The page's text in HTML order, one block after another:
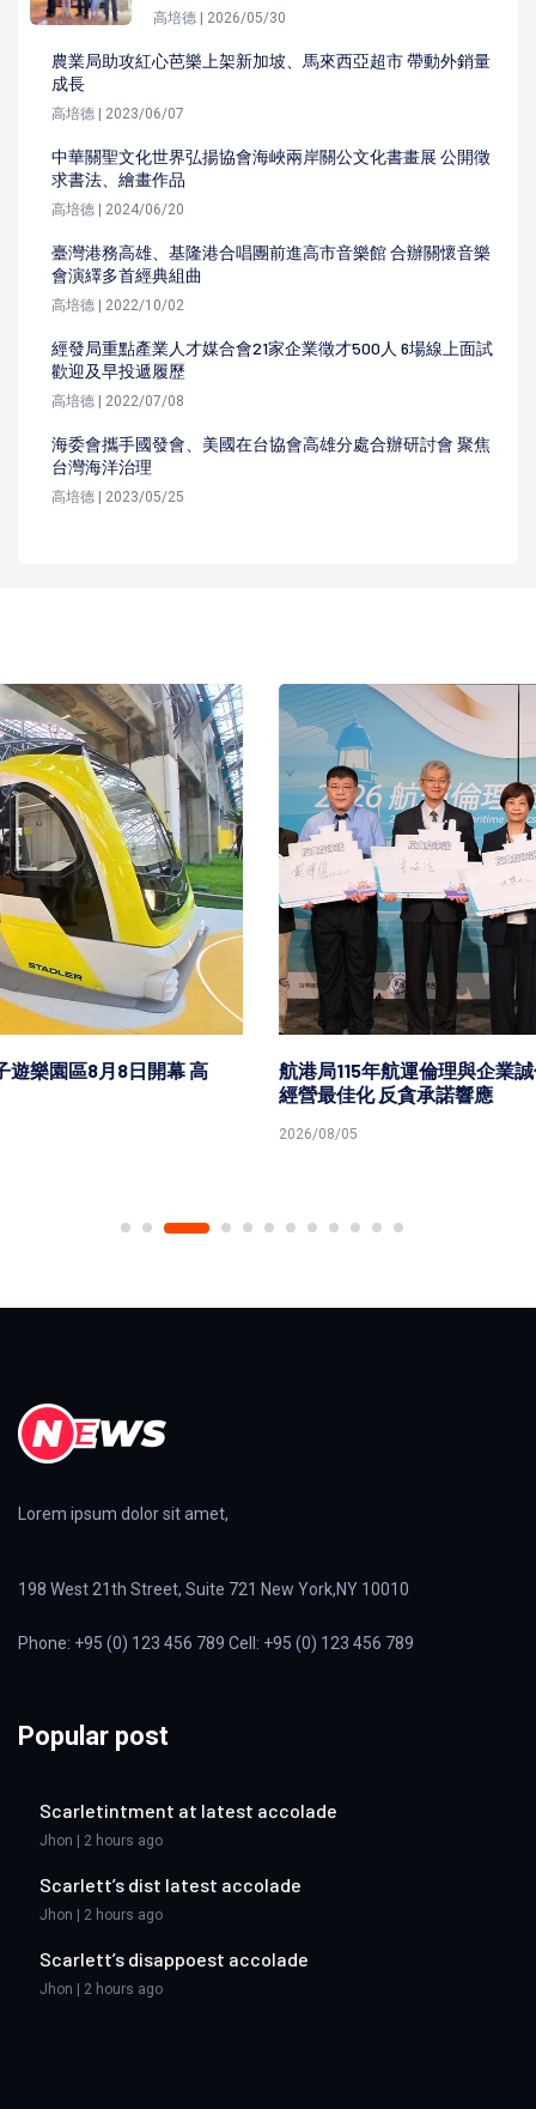
高培德 | 2026/05/30
農業局助攻紅心芭樂上架新加坡、馬來西亞超市 帶動外銷量
成長
高培德 | 2023/06/07
中華關聖文化世界弘揚協會海峽兩岸關公文化書畫展 公開徵
求書法、繪畫作品
高培德 | 2024/06/20
臺灣港務高雄、基隆港合唱團前進高市音樂館 合辦關懷音樂
會演繹多首經典組曲
高培德 | 2022/10/02
經發局重點產業人才媒合會21家企業徵才500人 6場線上面試
歡迎及早投遞履歷
高培德 | 2022/07/08
海委會攜手國發會、美國在台協會高雄分處合辦研討會 聚焦
台灣海洋治理
高培德 | 2023/05/25
航港局115年航運倫理與企業誠信論壇聚焦綠能轉型廉潔
Lorem ipsum dolor sit amet,
198 West 21th Street, Suite 721 New York,NY 10010
Phone: +95 (0) 123 456 789 Cell: +95 (0) 123 456 789
Popular post
Scarletintment at latest accolade
Jhon | 2 hours ago
Scarlett’s dist latest accolade
Jhon | 2 hours ago
Scarlett’s disappoest accolade
Jhon | 2 hours ago